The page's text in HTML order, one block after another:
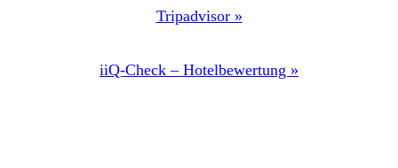
Tripadvisor »
iiQ-Check – Hotelbewertung »